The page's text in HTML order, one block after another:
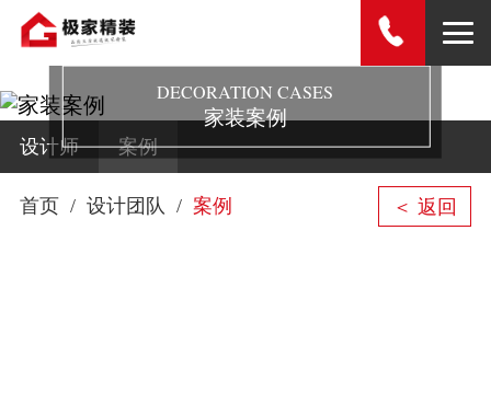
DECORATION CASES
家装案例
设计师 案例
首页 设计团队 案例 ＜ 返回